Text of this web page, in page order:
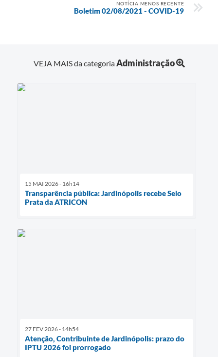
NOTÍCIA MENOS RECENTE
Boletim 02/08/2021 - COVID-19
VEJA MAIS da categoriaAdministração
15 MAI 2026 - 16h14
Transparência pública: Jardinópolis recebe Selo
Prata da ATRICON
27 FEV 2026 - 14h54
Atenção, Contribuinte de Jardinópolis: prazo do
IPTU 2026 foi prorrogado